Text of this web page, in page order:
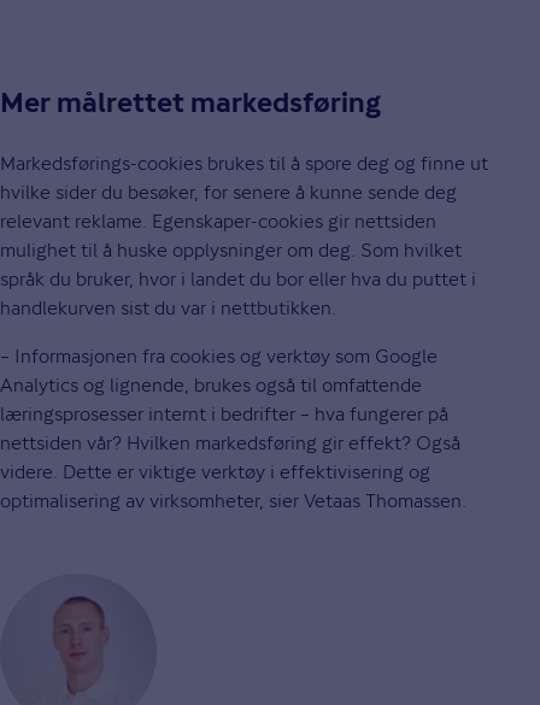
Mer målrettet markedsføring
Markedsførings-cookies brukes til å spore deg og finne ut
hvilke sider du besøker, for senere å kunne sende deg
relevant reklame. Egenskaper-cookies gir nettsiden
mulighet til å huske opplysninger om deg. Som hvilket
språk du bruker, hvor i landet du bor eller hva du puttet i
handlekurven sist du var i nettbutikken.
– Informasjonen fra cookies og verktøy som Google
Analytics og lignende, brukes også til omfattende
læringsprosesser internt i bedrifter – hva fungerer på
nettsiden vår? Hvilken markedsføring gir effekt? Også
videre. Dette er viktige verktøy i effektivisering og
optimalisering av virksomheter, sier Vetaas Thomassen.